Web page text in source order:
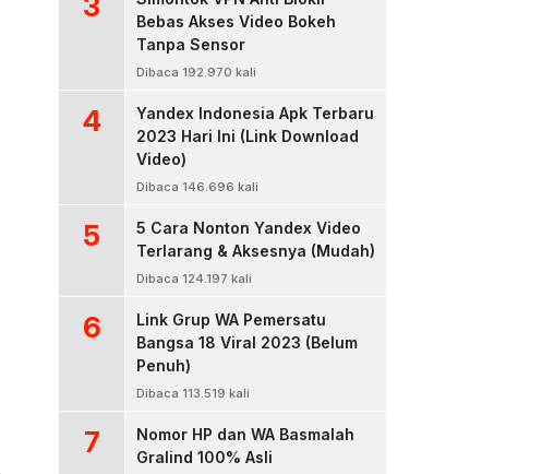
Bebas Akses Video Bokeh
Tanpa Sensor
Dibaca 192.970 kali
4
Yandex Indonesia Apk Terbaru
2023 Hari Ini (Link Download
Video)
Dibaca 146.696 kali
5
5 Cara Nonton Yandex Video
Terlarang & Aksesnya (Mudah)
Dibaca 124.197 kali
6
Link Grup WA Pemersatu
Bangsa 18 Viral 2023 (Belum
Penuh)
Dibaca 113.519 kali
7
Nomor HP dan WA Basmalah
Gralind 100% Asli